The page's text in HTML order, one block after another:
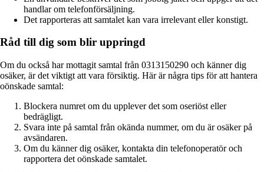
handlar om telefonförsäljning.
Det rapporteras att samtalet kan vara irrelevant eller konstigt.
Råd till dig som blir uppringd
Om du också har mottagit samtal från 0313150290 och känner dig
osäker, är det viktigt att vara försiktig. Här är några tips för att hantera
oönskade samtal:
Blockera numret om du upplever det som oseriöst eller
bedrägligt.
Svara inte på samtal från okända nummer, om du är osäker på
avsändaren.
Om du känner dig osäker, kontakta din telefonoperatör och
rapportera det oönskade samtalet.